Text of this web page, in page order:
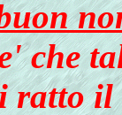
che
ratto il